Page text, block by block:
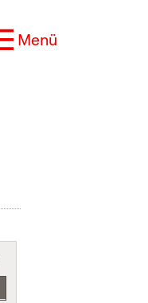
Menü